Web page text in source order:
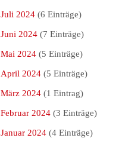
Juli 2024(6 Einträge)
Juni 2024(7 Einträge)
Mai 2024(5 Einträge)
April 2024(5 Einträge)
März 2024(1 Eintrag)
Februar 2024(3 Einträge)
Januar 2024(4 Einträge)